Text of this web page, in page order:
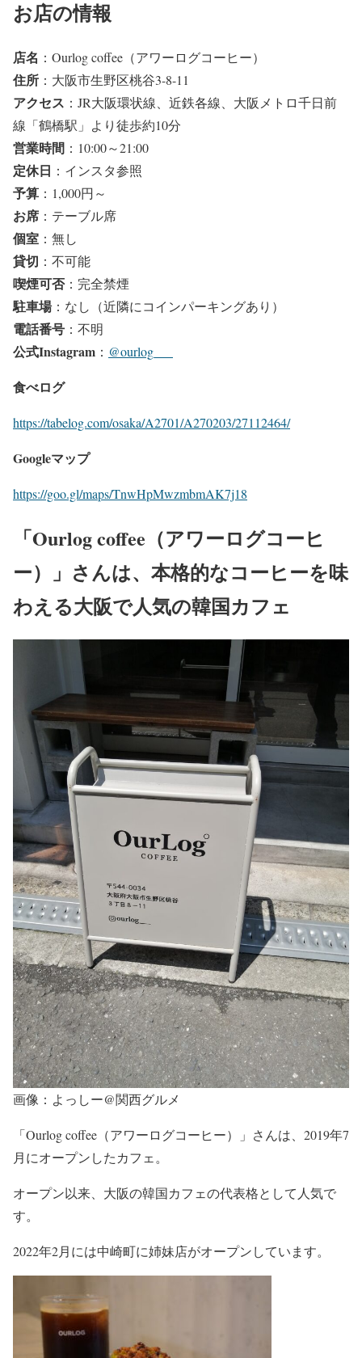
お店の情報
店名 ：Ourlog coffee（アワーログコーヒー）
住所 ：大阪市生野区桃谷3-8-11
アクセス ：JR大阪環状線、近鉄各線、大阪メトロ千日前
線「鶴橋駅」より徒歩約10分
営業時間 ：10:00～21:00
定休日 ：インスタ参照
予算 ：1,000円～
お席 ：テーブル席
個室 ：無し
貸切 ：不可能
喫煙可否：完全禁煙
駐車場：なし（近隣にコインパーキングあり）
電話番号 ：不明
公式Instagram ： @ourlog___
食べログ
https://tabelog.com/osaka/A2701/A270203/27112464/
Googleマップ
https://goo.gl/maps/TnwHpMwzmbmAK7j18
「Ourlog coffee（アワーログコーヒ
ー）」さんは、本格的なコーヒーを味
わえる大阪で人気の韓国カフェ
画像：よっしー@関西グルメ
「Ourlog coffee（アワーログコーヒー）」さんは、2019年7
月にオープンしたカフェ。
オープン以来、大阪の韓国カフェの代表格として人気で
す。
2022年2月には中崎町に姉妹店がオープンしています。